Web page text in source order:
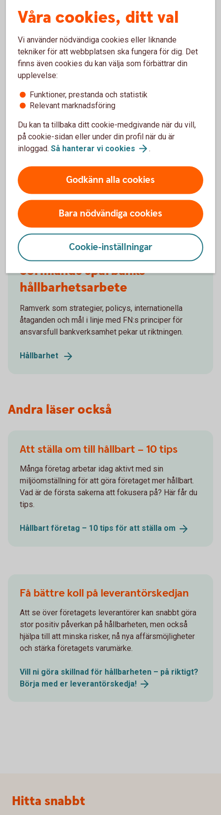
Vilket stöd som är relevant beror på företagets
använda alla modeller. Börja med det som hjälper er att
strukturera och följa upp de frågor som är viktigast för
företaget.
Gör mätningen till en del av
Hållbarhetsmätning behöver inte vara ett separat projekt.
När ni följer upp relevanta mål regelbundet blir
planering och utveckling.
Börja med några få områden, följ utvecklingen och bygg
vidare efter hand. Då blir det lättare att se vad som faktiskt
gör skillnad – för verksamheten och för omvärlden.
Sörmlands sparbanks
hållbarhetsarbete
Ramverk som strategier, policys, internationella
åtaganden och mål i linje med FN:s principer för
ansvarsfull bankverksamhet pekar ut riktningen.
Hållbarhet
Andra läser också
Att ställa om till hållbart – 10 tips
Många företag arbetar idag aktivt med sin
miljöomställning för att göra företaget mer hållbart.
Vad är de första sakerna att fokusera på? Här får du
tips.
Hållbart företag – 10 tips för att ställa om
Få bättre koll på leverantörskedjan
Att se över företagets leverantörer kan snabbt göra
stor positiv påverkan på hållbarheten, men också
hjälpa till att minska risker, nå nya affärsmöjligheter
och stärka företagets varumärke.
Vill ni göra skillnad för hållbarheten – på riktigt?
Börja med er leverantörskedja!
Våra cookies, ditt val
Vi använder nödvändiga cookies eller liknande
tekniker för att webbplatsen ska fungera för dig. Det
finns även cookies du kan välja som förbättrar din
upplevelse:
Funktioner, prestanda och statistik
Relevant marknadsföring
Du kan ta tillbaka ditt cookie-medgivande när du vill,
på cookie-sidan eller under din profil när du är
inloggad. Så hanterar vi cookies .
Godkänn alla cookies
Bara nödvändiga cookies
Cookie-inställningar
Sidfot
Hitta snabbt